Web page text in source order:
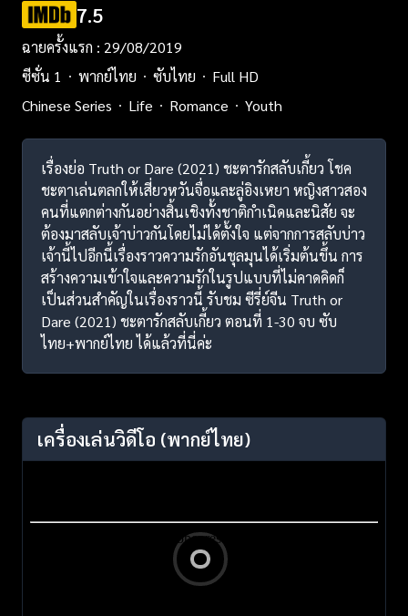
7.5
ฉายครั้งแรก : 29/08/2019
ซีซั่น 1
พากย์ไทย ซับไทย
Full HD
Chinese Series
Life Romance Youth
เรื่องย่อ Truth or Dare (2021) ชะตารักสลับเกี้ยว โชค
ชะตาเล่นตลกให้เสี่ยวหวันจื่อและลู่อิงเหยา หญิงสาวสอง
คนที่แตกต่างกันอย่างสิ้นเชิงทั้งชาติกำเนิดและนิสัย จะ
ต้องมาสลับเจ้าบ่าวกันโดยไม่ได้ตั้งใจ แต่จากการสลับบ่าว
เจ้านี้ไปอีกนี้เรื่องราวความรักอันชุลมุนได้เริ่มต้นขึ้น การ
สร้างความเข้าใจและความรักในรูปแบบที่ไม่คาดคิดก็
เป็นส่วนสำคัญในเรื่องราวนี้ รับชม ซีรี่ย์จีน Truth or
Dare (2021) ชะตารักสลับเกี้ยว ตอนที่ 1-30 จบ ซับ
ไทย+พากย์ไทย ได้แล้วที่นี่ค่ะ
เครื่องเล่นวิดีโอ (พากย์ไทย)